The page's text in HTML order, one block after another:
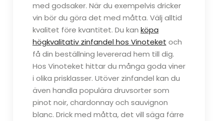
med godsaker. När du exempelvis dricker
vin bör du göra det med måtta. Välj alltid
kvalitet före kvantitet. Du kan köpa
högkvalitativ zinfandel hos Vinoteket och
få din beställning levererad hem till dig.
Hos Vinoteket hittar du många goda viner
i olika prisklasser. Utöver zinfandel kan du
även handla populära druvsorter som
pinot noir, chardonnay och sauvignon
blanc. Drick med måtta, det vill säga färre